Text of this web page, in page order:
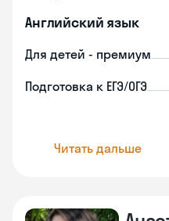
Английский язык
Для детей - премиум
Подготовка к ЕГЭ/ОГЭ
Читать дальше